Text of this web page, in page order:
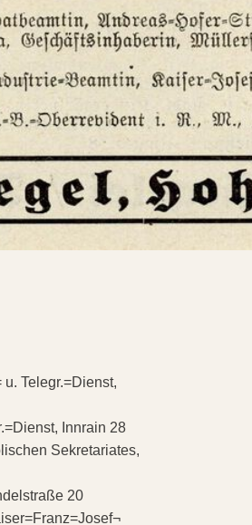
Telegr.=Dienst,
Innrain 28
Sekretariates,
20